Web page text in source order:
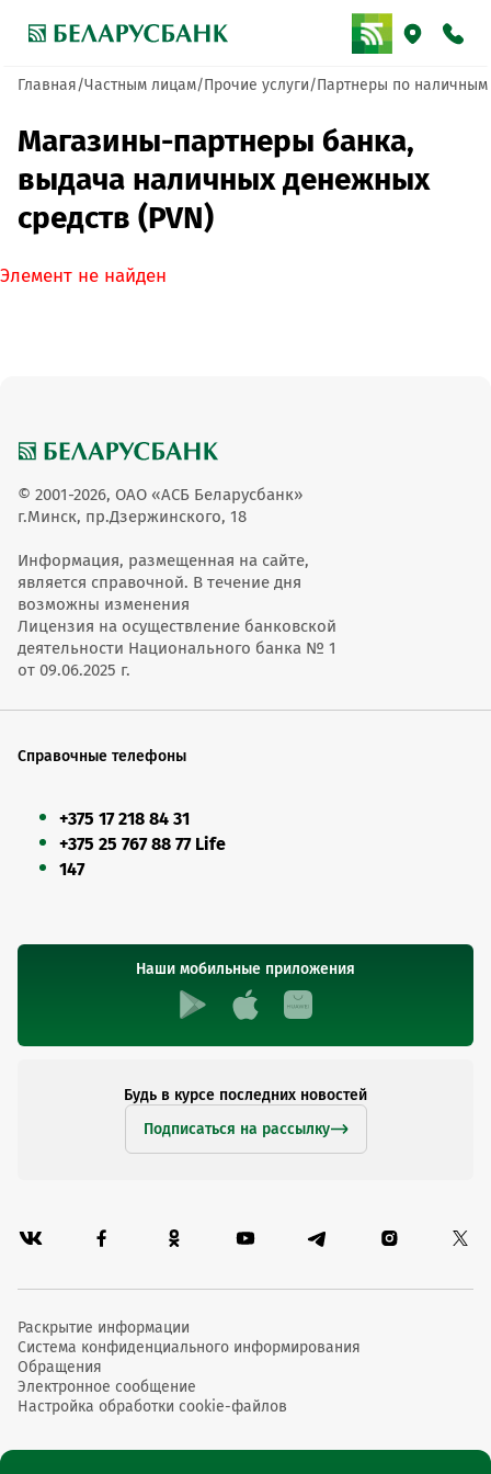
Главная Частным лицам Прочие услуги Партнеры по наличным
Магазины-партнеры банка,
выдача наличных денежных
средств (PVN)
Элемент не найден
© 2001-2026, ОАО «АСБ Беларусбанк»
г.Минск, пр.Дзержинского, 18
Информация, размещенная на сайте,
является справочной. В течение дня
возможны изменения
Лицензия на осуществление банковской
деятельности Национального банка № 1
от 09.06.2025 г.
Справочные телефоны
+375 17 218 84 31
+375 25 767 88 77 Life
147
Наши мобильные приложения
Будь в курсе последних новостей
Подписаться на рассылку
Раскрытие информации
Система конфиденциального информирования
Обращения
Электронное сообщение
Настройка обработки cookie-файлов